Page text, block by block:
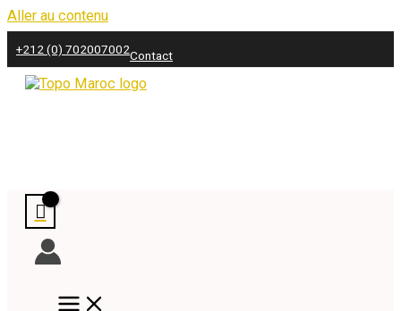
Aller au contenu
+212 (0) 702007002Contact